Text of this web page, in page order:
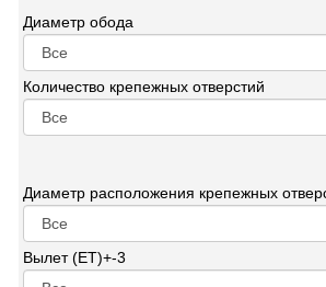
Диаметр обода
Количество крепежных отверстий
Диаметр расположения крепежных
Вылет (ET)+-3